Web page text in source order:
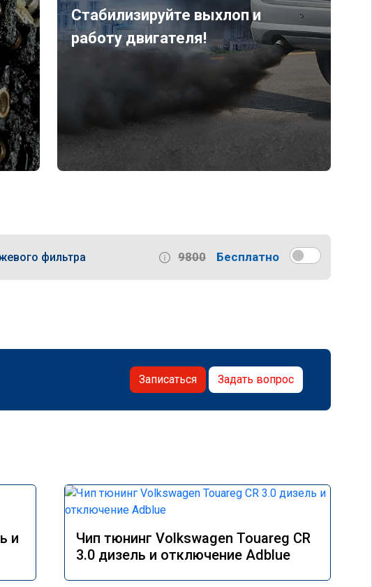
Стабилизируйте выхлоп и
работу двигателя!
фильтра 9800 Бесплатно
Записаться Задать вопрос
и
Чип тюнинг Volkswagen Touareg CR
3.0 дизель и отключение Adblue